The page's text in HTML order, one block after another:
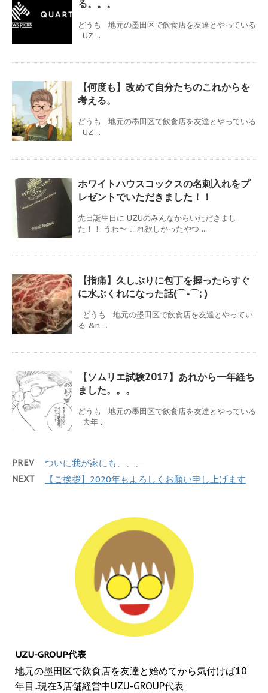
る。。。
どうも 地元の墨田区で飲食店を友達とやっている
UZ ...
【何度も】改めて自分たちのこれからを
考える。
どうも 地元の墨田区で飲食店を友達とやっている
UZ ...
ホワイトハウスコックスの名刺入れをプ
レゼントでいただきました！！
先日誕生日に UZUのみんなからいただきまし
た！！ うわ〜 これ欲しかったやつ ...
【指痛】久しぶりに包丁を握ったらすぐ
に水ぶくれになった話(⌒-⌒; )
どうも 地元の墨田区で飲食店を友達とやってい
る &n ...
【ソムリエ試験2017】あれから一年経ち
ました。。。
どうも 地元の墨田区で飲食店を友達とやっている
去年 ...
PREV ついに我が家にも、、、
NEXT 【ご挨拶】2020年もよろしくお願い申し上げます
UZU-GROUP代表
地元の墨田区で飲食店を友達と始めてから気付けば10
年目..現在3店舗経営中UZU-GROUP代表